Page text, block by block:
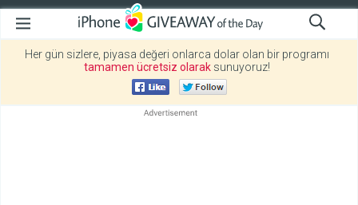
Her gün sizlere, piyasa değeri onlarca dolar olan bir programı
tamamen ücretsiz olarak sunuyoruz!